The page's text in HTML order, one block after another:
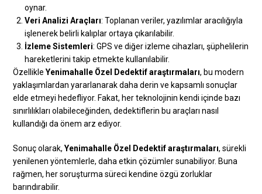
oynar.
Veri Analizi Araçları: Toplanan veriler, yazılımlar aracılığıyla
işlenerek belirli kalıplar ortaya çıkarılabilir.
İzleme Sistemleri: GPS ve diğer izleme cihazları, şüphelilerin
hareketlerini takip etmekte kullanılabilir.
ÖzellikleYenimahalle Özel Dedektif araştırmaları, bu modern
yaklaşımlardan yararlanarak daha derin ve kapsamlı sonuçlar
elde etmeyi hedefliyor. Fakat, her teknolojinin kendi içinde bazı
sınırlılıkları olabileceğinden, dedektiflerin bu araçları nasıl
kullandığı da önem arz ediyor.
Sonuç olarak,Yenimahalle Özel Dedektif araştırmaları, sürekli
yenilenen yöntemlerle, daha etkin çözümler sunabiliyor. Buna
rağmen, her soruşturma süreci kendine özgü zorluklar
barındırabilir.